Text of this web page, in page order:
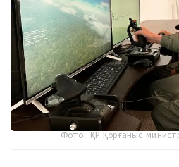
Фото: ҚР Қорғаныс